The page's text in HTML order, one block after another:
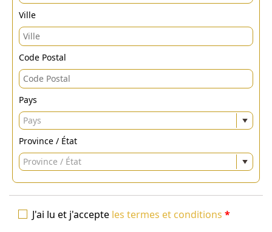
Ville
Code Postal
Pays
Pays
Province / État
Province / État
J'ai lu et j'accepte les termes et conditions *